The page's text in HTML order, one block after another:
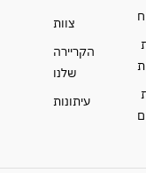
צוות
הקריירה
שלנו
עיתונות